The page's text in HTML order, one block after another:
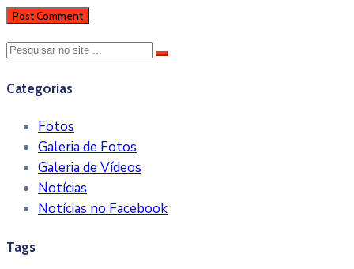
Categorias
Fotos
Galeria de Fotos
Galeria de Vídeos
Notícias
Notícias no Facebook
Tags